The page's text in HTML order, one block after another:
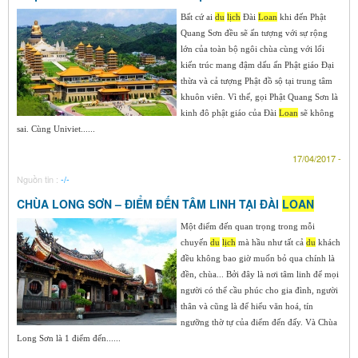
Bất cứ ai du lịch Đài Loan khi đến Phật
Quang Sơn đều sẽ ấn tượng với sự rộng
lớn của toàn bộ ngôi chùa cùng với lối
kiến trúc mang đậm dấu ấn Phật giáo Đại
thừa và cả tượng Phật đồ sộ tại trung tâm
khuôn viên. Vì thế, gọi Phật Quang Sơn là
kinh đô phật giáo của Đài Loan sẽ không
sai. Cùng Univiet......
17/04/2017 -
Nguồn tin : -/-
CHÙA LONG SƠN – ĐIỂM ĐẾN TÂM LINH TẠI ĐÀI LOAN
Một điểm đến quan trọng trong mỗi
chuyến du lịch mà hầu như tất cả du khách
đều không bao giờ muốn bỏ qua chính là
đền, chùa... Bởi đây là nơi tâm linh để mọi
người có thể cầu phúc cho gia đình, người
thân và cũng là để hiểu văn hoá, tín
ngưỡng thờ tự của điểm đến đấy. Và Chùa
Long Sơn là 1 điểm đến......